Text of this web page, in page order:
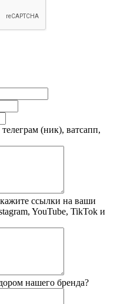
(ник), ватсапп,
ссылки на ваши
YouTube, TikTok и
нашего бренда?